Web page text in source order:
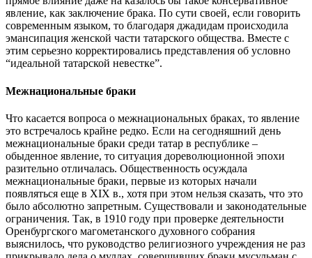
явление, как заключение брака. По сути своей, если говорить
современным языком, то благодаря джадидам происходила
эмансипация женской части татарского общества. Вместе с
этим серьезно корректировались представления об условно
“идеальной татарской невестке”.
Межнациональные браки
Что касается вопроса о межнациональных браках, то явление
это встречалось крайне редко. Если на сегодняшний день
межнациональные браки среди татар в республике –
обыденное явление, то ситуация дореволюционной эпохи
разительно отличалась. Общественность осуждала
межнациональные браки, первые из которых начали
появляться еще в XIX в., хотя при этом нельзя сказать, что это
было абсолютно запретным. Существовали и законодательные
ограничения. Так, в 1910 году при проверке деятельности
Оренбургского магометанского духовного собрания
выяснилось, что руководство религиозного учреждения не раз